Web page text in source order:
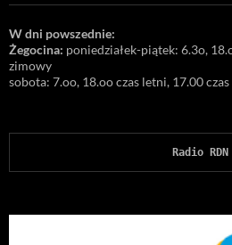
W dni powszednie:
Żegocina: poniedziałek-piątek: 6.3o,
zimowy
sobota: 7.oo, 18.oo czas letni, 17.00
Radio RDN